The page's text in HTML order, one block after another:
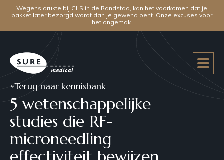
Wegens drukte bij GLS in de Randstad, kan het voorkomen dat je
pakket later bezorgd wordt dan je gewend bent. Onze excuses voor
het ongemak.
Terug naar kennisbank
5 wetenschappelijke
studies die RF-
microneedling